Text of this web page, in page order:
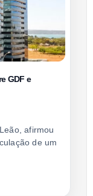
GDF e
afirmou
de um